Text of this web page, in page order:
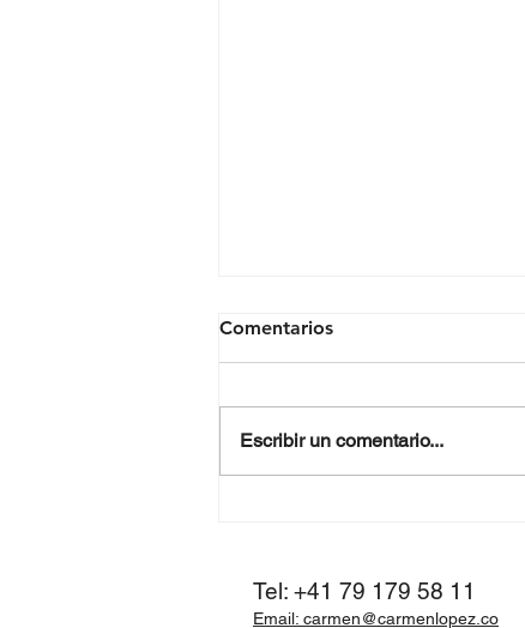
Comentarios
Escribir un comentario...
Tel: +41 79 179 58 11
Email: carmen@carmenlopez.co